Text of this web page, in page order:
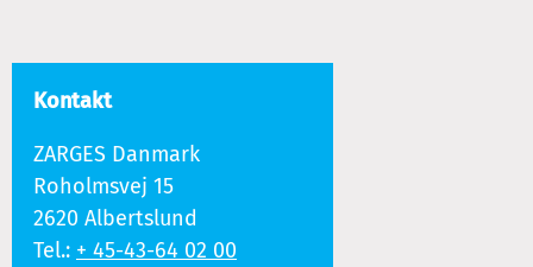
Kontakt
ZARGES Danmark
Roholmsvej 15
2620 Albertslund
Tel.: + 45-43-64 02 00